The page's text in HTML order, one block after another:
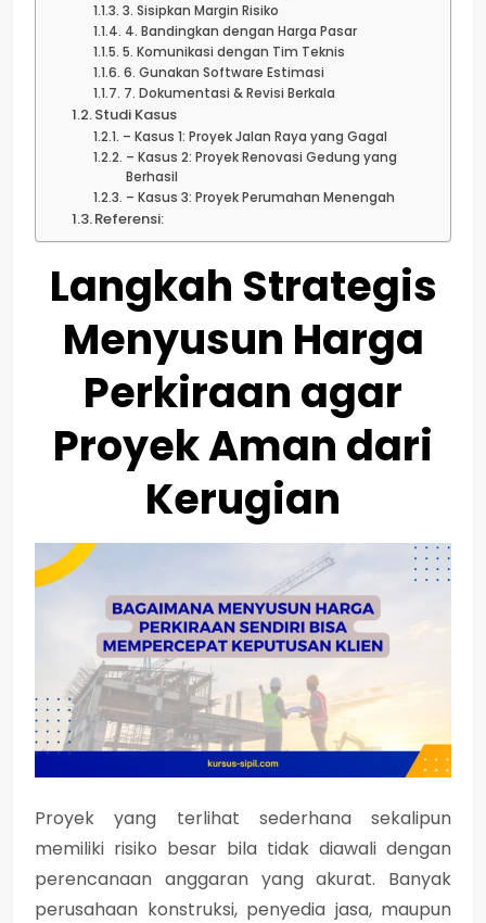
3. Sisipkan Margin Risiko
4. Bandingkan dengan Harga Pasar
5. Komunikasi dengan Tim Teknis
6. Gunakan Software Estimasi
7. Dokumentasi & Revisi Berkala
Studi Kasus
– Kasus 1: Proyek Jalan Raya yang Gagal
– Kasus 2: Proyek Renovasi Gedung yang
Berhasil
– Kasus 3: Proyek Perumahan Menengah
Referensi:
Langkah Strategis
Menyusun Harga
Perkiraan agar
Proyek Aman dari
Kerugian
Proyek yang terlihat sederhana sekalipun
memiliki risiko besar bila tidak diawali dengan
perencanaan anggaran yang akurat. Banyak
perusahaan konstruksi, penyedia jasa, maupun